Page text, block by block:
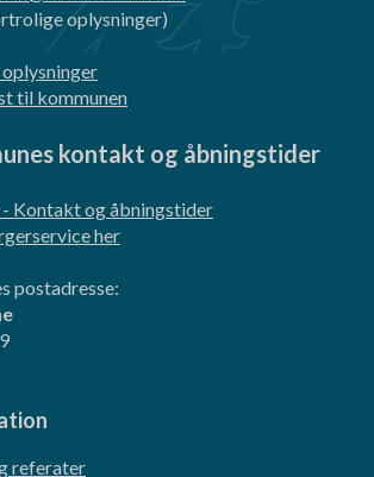
oplysninger)
til kommunen
kontakt og åbningstider
Kontakt og åbningstider
her
postadresse:
referater